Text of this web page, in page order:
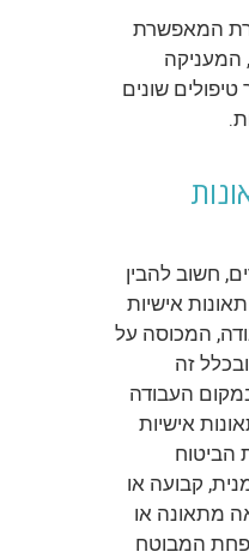
המאפשרת
המעניקה
שונים
חשוב להבין
אישיות
המכוסה על
זה
העבודה
אישיות
הביטוח
קבועה או
מתאונה או
המבוטח